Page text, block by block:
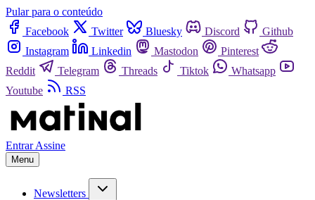
Pular para o conteúdo
Facebook
Twitter Bluesky Discord
Github
Instagram
Linkedin Mastodon
Pinterest
Reddit
Telegram Threads Tiktok
Whatsapp
Youtube
RSS
Entrar Assine
Menu
Newsletters